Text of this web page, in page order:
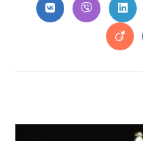
Opens
in
a
new
window
Opens
in
Opens
in
Opens
in